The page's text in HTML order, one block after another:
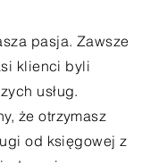
pasja. Zawsze
klienci byli
usług.
że otrzymasz
od księgowej z